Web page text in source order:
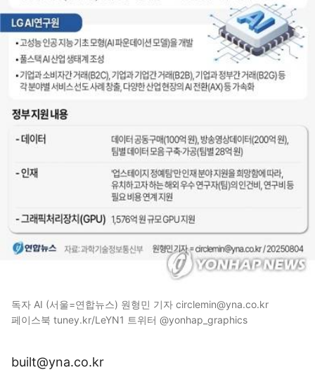
독자 AI (서울=연합뉴스) 원형민 기자 circlemin@yna.co.kr
페이스북 tuney.kr/LeYN1 트위터 @yonhap_graphics
built@yna.co.kr